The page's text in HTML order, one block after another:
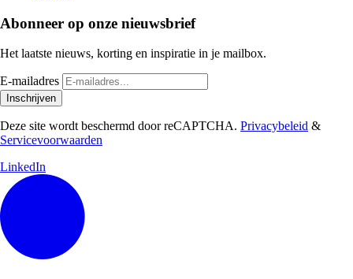
Abonneer op onze nieuwsbrief
Het laatste nieuws, korting en inspiratie in je mailbox.
E-mailadres
Inschrijven
Deze site wordt beschermd door reCAPTCHA. Privacybeleid &
Servicevoorwaarden
LinkedIn